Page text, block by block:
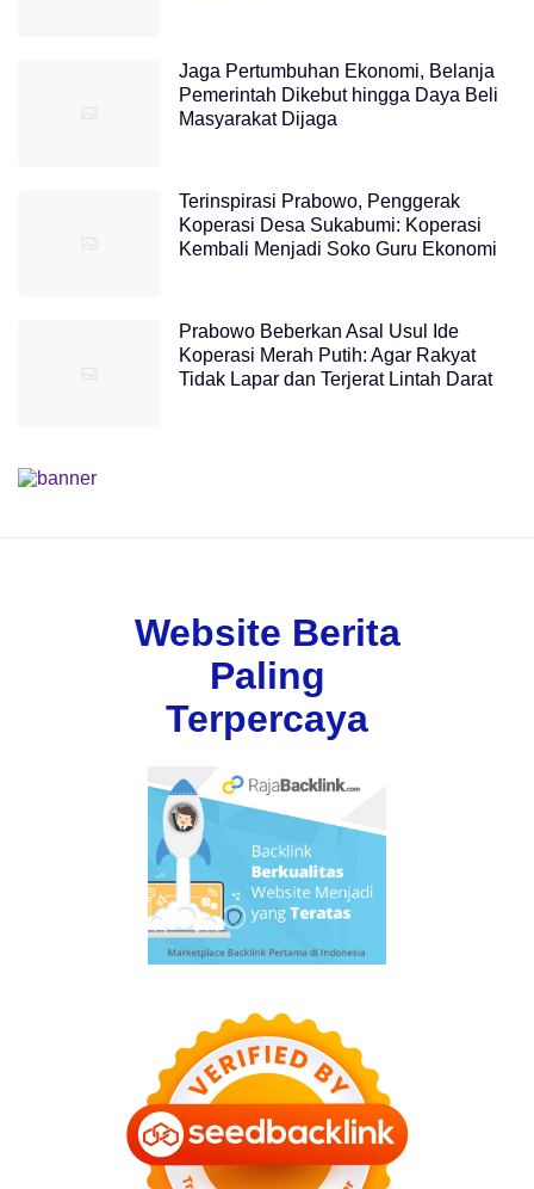
Jaga Pertumbuhan Ekonomi, Belanja
Pemerintah Dikebut hingga Daya Beli
Masyarakat Dijaga
Terinspirasi Prabowo, Penggerak
Koperasi Desa Sukabumi: Koperasi
Kembali Menjadi Soko Guru Ekonomi
Prabowo Beberkan Asal Usul Ide
Koperasi Merah Putih: Agar Rakyat
Tidak Lapar dan Terjerat Lintah Darat
Website Berita
Paling
Terpercaya